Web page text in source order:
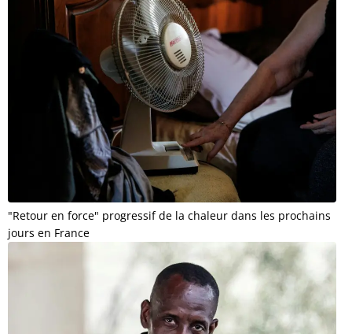
"Retour en force" progressif de la chaleur dans les prochains
jours en France